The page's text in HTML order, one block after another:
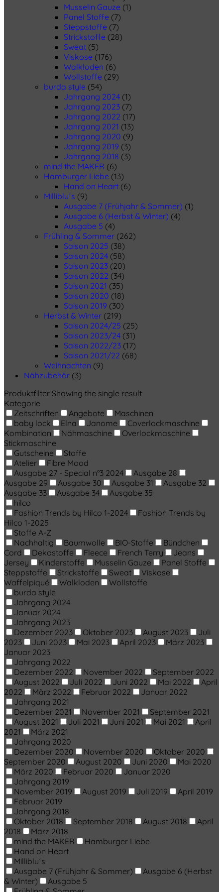
Musselin Gauze (1)
Panel Stoffe (7)
Steppstoffe (7)
Strickstoffe (28)
Sweat (5)
Viskose (176)
Walkloden (6)
Wollstoffe (29)
burda style (54)
Jahrgang 2024 (1)
Jahrgang 2023 (7)
Jahrgang 2022 (17)
Jahrgang 2021 (13)
Jahrgang 2020 (9)
Jahrgang 2019 (3)
Jahrgang 2018 (3)
mind the MAKER (6)
Hamburger Liebe (13)
Hand on Heart (6)
Milliblu´s (9)
Ausgabe 7 (Frühjahr & Sommer) (1)
Ausgabe 6 (Herbst & Winter) (4)
Ausgabe 5 (4)
Frühling & Sommer (262)
Saison 2025 (38)
Saison 2024 (58)
Saison 2023 (20)
Saison 2022 (34)
Saison 2021 (35)
Saison 2020 (18)
Saison 2019 (30)
Herbst & Winter (219)
Saison 2024/25 (25)
Saison 2023/24 (31)
Saison 2022/23 (17)
Saison 2021/22 (68)
Weihnachten (9)
Nähzubehör (3)
Produktfilter Showing the single result
Kategorie
Zeitschriften
Angebote
Maschinen
baby lock
Elna Janome
Coverlockmaschine
Kombination
Nähmaschine
Overlockmaschine
Stickmaschine
Gutscheine
Stoffe
Atelier
Fibre Mood
Ausgabe 27 - Special n°3 2024
Ausgabe 28
Ausgabe 29
Ausgabe 30 Ausgabe 31
Ausgabe 32
Ausgabe 33
Ausgabe 34
Ausgabe 35
hilco
Fashion Trends by Hilco 1-2024
Fashion Trends by
Hilco 1-2025
Stoffe A-Z
Nachhaltig
Baumwolle BIO-Stoffe
Bündchen
Cord
Dekostoffe Fleece French Terry
Jeans
Jersey
Kinderstoffe Musselin Gauze
Panel Stoffe
Steppstoffe
Strickstoffe Sweat
Viskose
Waffelpiqué
Walkloden
Wollstoffe
burda style
Jahrgang 2024
Januar 2024
Jahrgang 2023
Dezember 2023
Oktober 2023 August 2023
Juli
2023
Juni 2023 Mai 2023 April 2023
März 2023
Januar 2023
Jahrgang 2022
Dezember 2022
November 2022
September 2022
August 2022
Juli 2022 Juni 2022 Mai 2022
April
2022
März 2022 Februar 2022
Januar 2022
Jahrgang 2021
Dezember 2021
November 2021
September 2021
August 2021
Juli 2021 Juni 2021 Mai 2021
April
2021
März 2021
Jahrgang 2020
Dezember 2020
November 2020
Oktober 2020
September 2020
August 2020 Juni 2020
Mai 2020
März 2020
Februar 2020
Januar 2020
Jahrgang 2019
November 2019
August 2019 Juli 2019
April 2019
Februar 2019
Jahrgang 2018
Oktober 2018
September 2018 August 2018
April
2018
März 2018
mind the MAKER
Hamburger Liebe
Hand on Heart
Milliblu´s
Ausgabe 7 (Frühjahr & Sommer)
Ausgabe 6 (Herbst
& Winter)
Ausgabe 5